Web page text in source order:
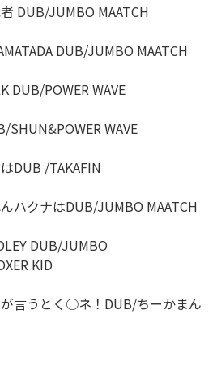
DUB/JUMBO MAATCH
DUB/JUMBO MAATCH
DUB/POWER WAVE
WAVE
DUB /TAKAFIN
ハクナはDUB/JUMBO MAATCH
DUB/JUMBO
KID
言うとく○ネ！DUB/ちーかまん